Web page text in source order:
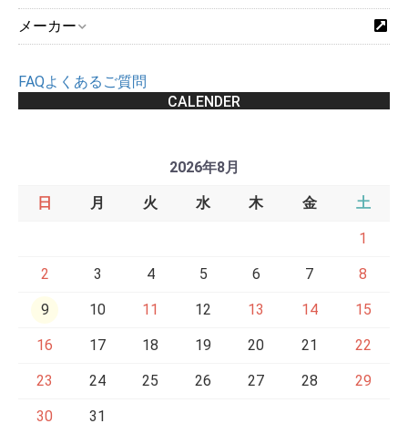
メーカー
FAQよくあるご質問
CALENDER
2026年8月
日 月 火 水 木 金 土
1
2 3 4 5 6 7 8
9 10 11 12 13 14 15
16 17 18 19 20 21 22
23 24 25 26 27 28 29
30 31